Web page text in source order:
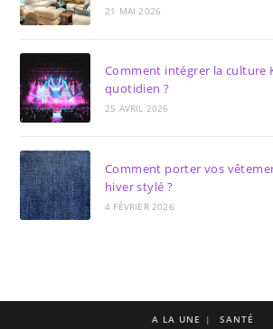
21 MAI 2026
Comment intégrer la culture
quotidien ?
25 AVRIL 2026
Comment porter vos
hiver stylé ?
4 FÉVRIER 2026
A LA UNE SANTÉ